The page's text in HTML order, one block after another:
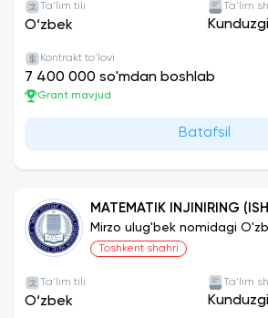
Ta'lim tili
O‘zbek
Ta'lim
Kunduzgi
Kontrakt to'lovi
7 400 000 so'mdan boshlab
Grant mavjud
Batafsil
MATEMATIK INJINIRING
SOHALARI BO‘YICHA)
Mirzo ulug'bek nomidagi
universiteti
Toshkent shahri
Ta'lim tili
O‘zbek
Ta'lim
Kunduzgi